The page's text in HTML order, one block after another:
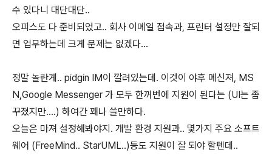
수 있다니 대단대단..
오피스도 다 준비되었고.. 회사 이메일 접속과, 프린터 설정만 잘되
면 업무하는데 크게 문제는 없겠다...
정말 놀란게.. pidgin IM이 깔려있는데. 이것이 야후 메신져, MS
N,Google Messenger 가 모두 한꺼번에 지원이 된다는 (UI는 좀
꾸졌지만....) 하여간 꽤나 쓸만하다.
오늘은 마져 설정해봐야지. 개발 환경 지원과.. 몇가지 주요 소프트
웨어 (FreeMind.. StarUML..)등도 지원이 잘 되야 할텐데..